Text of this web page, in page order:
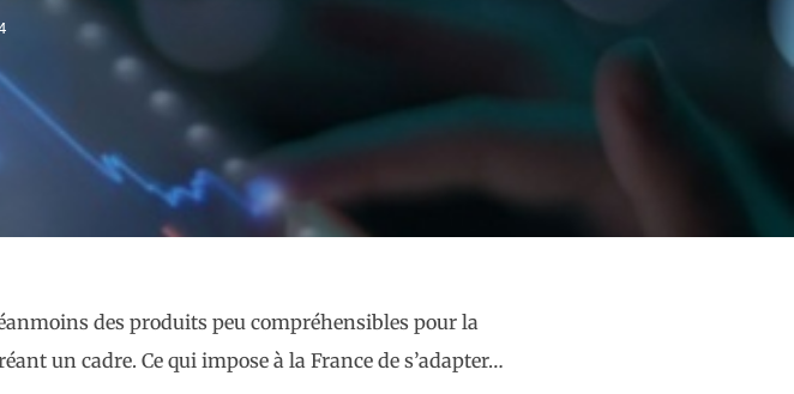
des produits peu compréhensibles pour la
un cadre. Ce qui impose à la France de s’adapter…